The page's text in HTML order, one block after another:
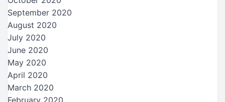
September 2020
August 2020
July 2020
June 2020
May 2020
April 2020
March 2020
February 2020